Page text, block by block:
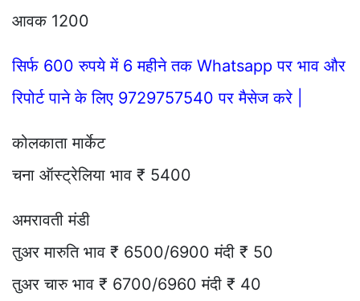
आवक 1200
सिर्फ 600 रुपये में 6 महीने तक Whatsapp पर भाव और
रिपोर्ट पाने के लिए 9729757540 पर मैसेज करे |
कोलकाता मार्केट
चना ऑस्ट्रेलिया भाव ₹ 5400
अमरावती मंडी
तुअर मारुति भाव ₹ 6500/6900 मंदी ₹ 50
तुअर चारु भाव ₹ 6700/6960 मंदी ₹ 40